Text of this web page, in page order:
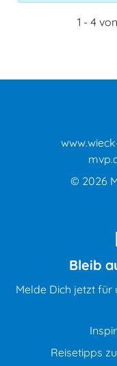
1 - 4
© 2026
Bleib
Melde Dich jetzt
Reisetipps